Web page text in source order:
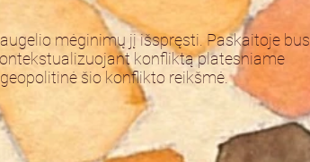
mėginimų jį išspręsti. Paskaitoje bus
konfliktą platesniame
šio konflikto reikšmė.